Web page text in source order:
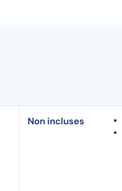
Non incluses